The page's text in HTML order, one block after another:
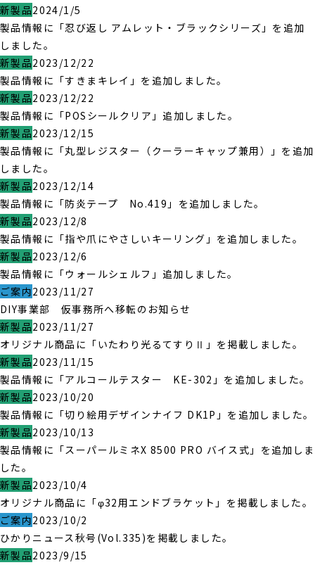
新製品2024/1/5
製品情報に「忍び返し アムレット・ブラックシリーズ」を追加
しました。
新製品2023/12/22
製品情報に「すきまキレイ」を追加しました。
新製品2023/12/22
製品情報に「POSシールクリア」追加しました。
新製品2023/12/15
製品情報に「丸型レジスター（クーラーキャップ兼用）」を追加
しました。
新製品2023/12/14
製品情報に「防炎テープ No.419」を追加しました。
新製品2023/12/8
製品情報に「指や爪にやさしいキーリング」を追加しました。
新製品2023/12/6
製品情報に「ウォールシェルフ」追加しました。
ご案内2023/11/27
DIY事業部 仮事務所へ移転のお知らせ
新製品2023/11/27
オリジナル商品に「いたわり光るてすりⅡ」を掲載しました。
新製品2023/11/15
製品情報に「アルコールテスター KE-302」を追加しました。
新製品2023/10/20
製品情報に「切り絵用デザインナイフ DK1P」を追加しました。
新製品2023/10/13
製品情報に「スーパールミネX 8500 PRO バイス式」を追加しま
した。
新製品2023/10/4
オリジナル商品に「φ32用エンドブラケット」を掲載しました。
ご案内2023/10/2
ひかりニュース秋号(Vol.335)を掲載しました。
新製品2023/9/15